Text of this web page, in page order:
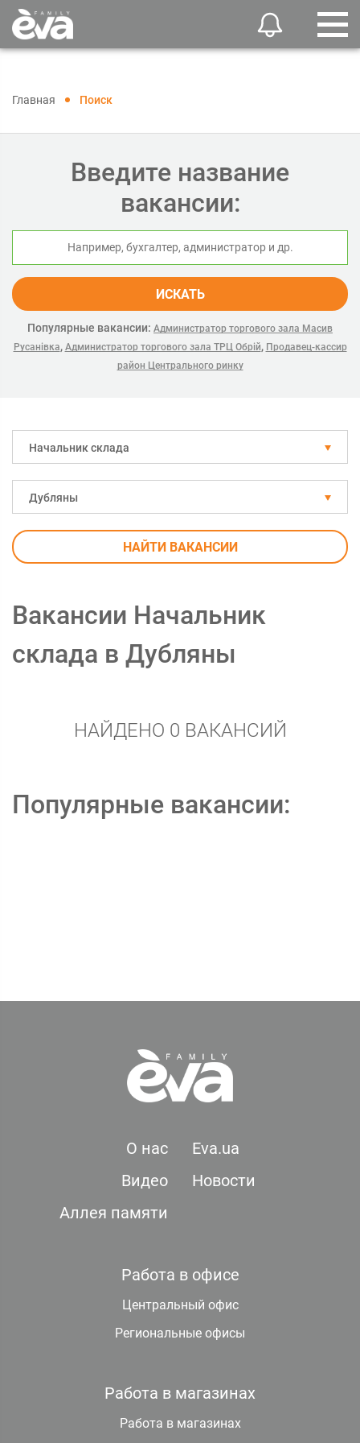
Главная Поиск
Введите название
вакансии:
ИСКАТЬ
Популярные вакансии: Администратор торгового зала Масив
Русанівка, Администратор торгового зала ТРЦ Обрій, Продавец-кассир
район Центрального ринку
Начальник склада
Дубляны
НАЙТИ ВАКАНСИИ
Вакансии Начальник
склада в Дубляны
НАЙДЕНО 0 ВАКАНСИЙ
Популярные вакансии:
О нас
Eva.ua
Видео
Новости
Аллея памяти
Работа в офисе
Центральный офис
Региональные офисы
Работа в магазинах
Работа в магазинах